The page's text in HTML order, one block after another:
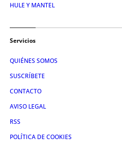
HULE Y MANTEL
Servicios
QUIÉNES SOMOS
SUSCRÍBETE
CONTACTO
AVISO LEGAL
RSS
POLÍTICA DE COOKIES